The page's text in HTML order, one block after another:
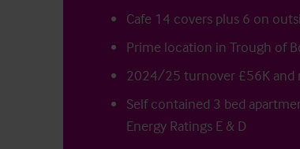
Cafe 14 covers plus 6 on
Prime location in Trough of
2024/25 turnover £56K and
Self contained 3 bed
Energy Ratings E & D